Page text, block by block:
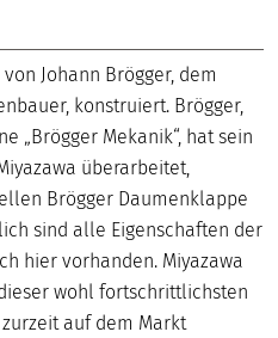
Johann Brögger, dem
konstruiert. Brögger,
„Brögger Mekanik“, hat sein
überarbeitet,
Brögger Daumenklappe
sind alle Eigenschaften der
hier vorhanden. Miyazawa
wohl fortschrittlichsten
auf dem Markt